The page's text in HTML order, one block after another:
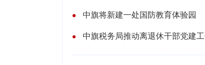
中旗将新建一处国防教育体验园
中旗税务局推动离退休干部党建